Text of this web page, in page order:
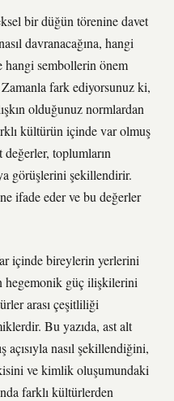
bir düğün törenine davet
davranacağına, hangi
sembollerin önem
fark ediyorsunuz ki,
olduğunuz normlardan
kültürün içinde var olmuş
toplumların
görüşlerini şekillendirir.
ifade eder ve bu değerler
içinde bireylerin yerlerini
hegemonik güç ilişkilerini
arası çeşitliliği
Bu yazıda, ast alt
nasıl şekillendiğini,
ve kimlik oluşumundaki
farklı kültürlerden